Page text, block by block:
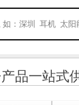
品一站式